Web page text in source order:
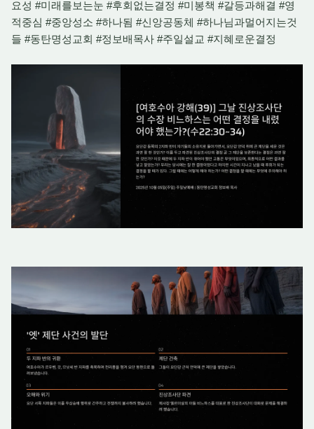
요성 #미래를보는눈 #후회없는결정 #미봉책 #갈등과해결 #영
적중심 #중앙성소 #하나됨 #신앙공동체 #하나님과멀어지는것
들 #동탄명성교회 #정보배목사 #주일설교 #지혜로운결정